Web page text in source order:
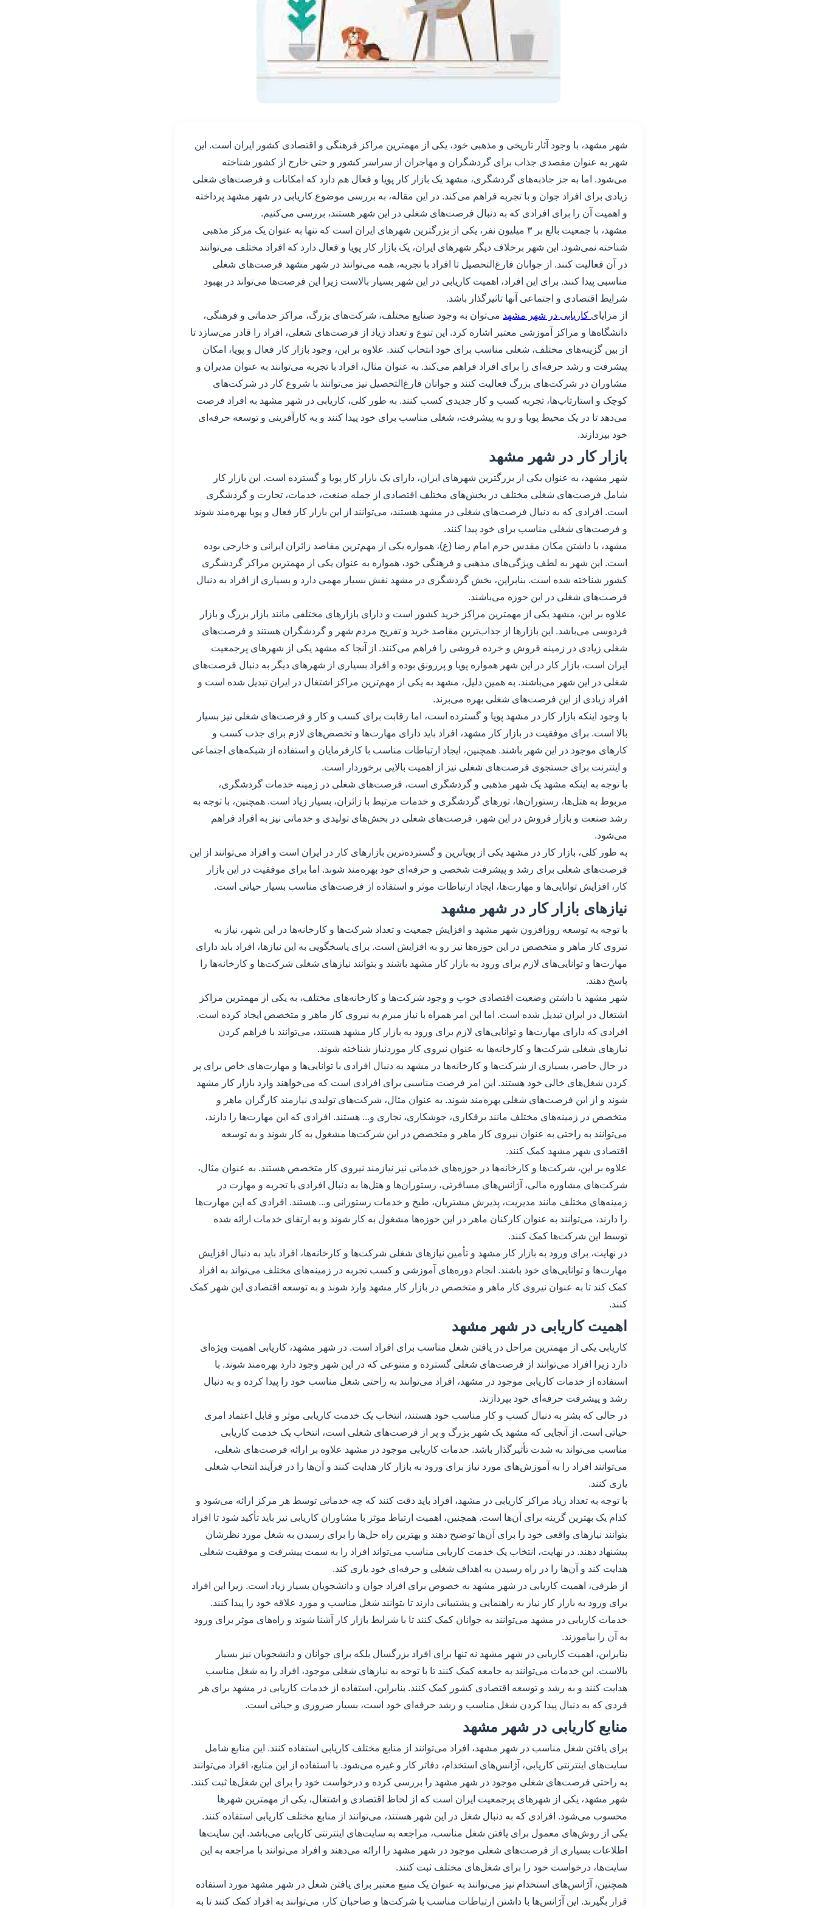
شهر مشهد، با وجود آثار تاریخی و مذهبی خود، یکی از مهمترین مراکز فرهنگی و اقتصادی کشور ایران است. این
شهر به عنوان مقصدی جذاب برای گردشگران و مهاجران از سراسر کشور و حتی خارج از کشور شناخته
می‌شود. اما به جز جاذبه‌های گردشگری، مشهد یک بازار کار پویا و فعال هم دارد که امکانات و فرصت‌های شغلی
زیادی برای افراد جوان و با تجربه فراهم می‌کند. در این مقاله، به بررسی موضوع کاریابی در شهر مشهد پرداخته
و اهمیت آن را برای افرادی که به دنبال فرصت‌های شغلی در این شهر هستند، بررسی می‌کنیم.
مشهد، با جمعیت بالغ بر ۳ میلیون نفر، یکی از بزرگترین شهرهای ایران است که تنها به عنوان یک مرکز مذهبی
شناخته نمی‌شود. این شهر برخلاف دیگر شهرهای ایران، یک بازار کار پویا و فعال دارد که افراد مختلف می‌توانند
در آن فعالیت کنند. از جوانان فارغ‌التحصیل تا افراد با تجربه، همه می‌توانند در شهر مشهد فرصت‌های شغلی
مناسبی پیدا کنند. برای این افراد، اهمیت کاریابی در این شهر بسیار بالاست زیرا این فرصت‌ها می‌تواند در بهبود
شرایط اقتصادی و اجتماعی آنها تاثیرگذار باشد.
از مزایای کاریابی در شهر مشهد می‌توان به وجود صنایع مختلف، شرکت‌های بزرگ، مراکز خدماتی و فرهنگی،
دانشگاه‌ها و مراکز آموزشی معتبر اشاره کرد. این تنوع و تعداد زیاد از فرصت‌های شغلی، افراد را قادر می‌سازد تا
از بین گزینه‌های مختلف، شغلی مناسب برای خود انتخاب کنند. علاوه بر این، وجود بازار کار فعال و پویا، امکان
پیشرفت و رشد حرفه‌ای را برای افراد فراهم می‌کند. به عنوان مثال، افراد با تجربه می‌توانند به عنوان مدیران و
مشاوران در شرکت‌های بزرگ فعالیت کنند و جوانان فارغ‌التحصیل نیز می‌توانند با شروع کار در شرکت‌های
کوچک و استارتاپ‌ها، تجربه کسب و کار جدیدی کسب کنند. به طور کلی، کاریابی در شهر مشهد به افراد فرصت
می‌دهد تا در یک محیط پویا و رو به پیشرفت، شغلی مناسب برای خود پیدا کنند و به کارآفرینی و توسعه حرفه‌ای
خود بپردازند.
بازار کار در شهر مشهد
شهر مشهد، به عنوان یکی از بزرگترین شهرهای ایران، دارای یک بازار کار پویا و گسترده است. این بازار کار
شامل فرصت‌های شغلی مختلف در بخش‌های مختلف اقتصادی از جمله صنعت، خدمات، تجارت و گردشگری
است. افرادی که به دنبال فرصت‌های شغلی در مشهد هستند، می‌توانند از این بازار کار فعال و پویا بهره‌مند شوند
و فرصت‌های شغلی مناسب برای خود پیدا کنند.
مشهد، با داشتن مکان مقدس حرم امام رضا (ع)، همواره یکی از مهم‌ترین مقاصد زائران ایرانی و خارجی بوده
است. این شهر به لطف ویژگی‌های مذهبی و فرهنگی خود، همواره به عنوان یکی از مهمترین مراکز گردشگری
کشور شناخته شده است. بنابراین، بخش گردشگری در مشهد نقش بسیار مهمی دارد و بسیاری از افراد به دنبال
فرصت‌های شغلی در این حوزه می‌باشند.
علاوه بر این، مشهد یکی از مهمترین مراکز خرید کشور است و دارای بازارهای مختلفی مانند بازار بزرگ و بازار
فردوسی می‌باشد. این بازارها از جذاب‌ترین مقاصد خرید و تفریح مردم شهر و گردشگران هستند و فرصت‌های
شغلی زیادی در زمینه فروش و خرده فروشی را فراهم می‌کنند. از آنجا که مشهد یکی از شهرهای پرجمعیت
ایران است، بازار کار در این شهر همواره پویا و پررونق بوده و افراد بسیاری از شهرهای دیگر به دنبال فرصت‌های
شغلی در این شهر می‌باشند. به همین دلیل، مشهد به یکی از مهم‌ترین مراکز اشتغال در ایران تبدیل شده است و
افراد زیادی از این فرصت‌های شغلی بهره می‌برند.
با وجود اینکه بازار کار در مشهد پویا و گسترده است، اما رقابت برای کسب و کار و فرصت‌های شغلی نیز بسیار
بالا است. برای موفقیت در بازار کار مشهد، افراد باید دارای مهارت‌ها و تخصص‌های لازم برای جذب کسب و
کارهای موجود در این شهر باشند. همچنین، ایجاد ارتباطات مناسب با کارفرمایان و استفاده از شبکه‌های اجتماعی
و اینترنت برای جستجوی فرصت‌های شغلی نیز از اهمیت بالایی برخوردار است.
با توجه به اینکه مشهد یک شهر مذهبی و گردشگری است، فرصت‌های شغلی در زمینه خدمات گردشگری،
مربوط به هتل‌ها، رستوران‌ها، تورهای گردشگری و خدمات مرتبط با زائران، بسیار زیاد است. همچنین، با توجه به
رشد صنعت و بازار فروش در این شهر، فرصت‌های شغلی در بخش‌های تولیدی و خدماتی نیز به افراد فراهم
می‌شود.
به طور کلی، بازار کار در مشهد یکی از پویاترین و گسترده‌ترین بازارهای کار در ایران است و افراد می‌توانند از این
فرصت‌های شغلی برای رشد و پیشرفت شخصی و حرفه‌ای خود بهره‌مند شوند. اما برای موفقیت در این بازار
کار، افزایش توانایی‌ها و مهارت‌ها، ایجاد ارتباطات موثر و استفاده از فرصت‌های مناسب بسیار حیاتی است.
نیازهای بازار کار در شهر مشهد
با توجه به توسعه روزافزون شهر مشهد و افزایش جمعیت و تعداد شرکت‌ها و کارخانه‌ها در این شهر، نیاز به
نیروی کار ماهر و متخصص در این حوزه‌ها نیز رو به افزایش است. برای پاسخگویی به این نیازها، افراد باید دارای
مهارت‌ها و توانایی‌های لازم برای ورود به بازار کار مشهد باشند و بتوانند نیازهای شغلی شرکت‌ها و کارخانه‌ها را
پاسخ دهند.
شهر مشهد با داشتن وضعیت اقتصادی خوب و وجود شرکت‌ها و کارخانه‌های مختلف، به یکی از مهمترین مراکز
اشتغال در ایران تبدیل شده است. اما این امر همراه با نیاز مبرم به نیروی کار ماهر و متخصص ایجاد کرده است.
افرادی که دارای مهارت‌ها و توانایی‌های لازم برای ورود به بازار کار مشهد هستند، می‌توانند با فراهم کردن
نیازهای شغلی شرکت‌ها و کارخانه‌ها به عنوان نیروی کار موردنیاز شناخته شوند.
در حال حاضر، بسیاری از شرکت‌ها و کارخانه‌ها در مشهد به دنبال افرادی با توانایی‌ها و مهارت‌های خاص برای پر
کردن شغل‌های خالی خود هستند. این امر فرصت مناسبی برای افرادی است که می‌خواهند وارد بازار کار مشهد
شوند و از این فرصت‌های شغلی بهره‌مند شوند. به عنوان مثال، شرکت‌های تولیدی نیازمند کارگران ماهر و
متخصص در زمینه‌های مختلف مانند برقکاری، جوشکاری، نجاری و... هستند. افرادی که این مهارت‌ها را دارند،
می‌توانند به راحتی به عنوان نیروی کار ماهر و متخصص در این شرکت‌ها مشغول به کار شوند و به توسعه
اقتصادی شهر مشهد کمک کنند.
علاوه بر این، شرکت‌ها و کارخانه‌ها در حوزه‌های خدماتی نیز نیازمند نیروی کار متخصص هستند. به عنوان مثال،
شرکت‌های مشاوره مالی، آژانس‌های مسافرتی، رستوران‌ها و هتل‌ها به دنبال افرادی با تجربه و مهارت در
زمینه‌های مختلف مانند مدیریت، پذیرش مشتریان، طبخ و خدمات رستورانی و... هستند. افرادی که این مهارت‌ها
را دارند، می‌توانند به عنوان کارکنان ماهر در این حوزه‌ها مشغول به کار شوند و به ارتقای خدمات ارائه شده
توسط این شرکت‌ها کمک کنند.
در نهایت، برای ورود به بازار کار مشهد و تأمین نیازهای شغلی شرکت‌ها و کارخانه‌ها، افراد باید به دنبال افزایش
مهارت‌ها و توانایی‌های خود باشند. انجام دوره‌های آموزشی و کسب تجربه در زمینه‌های مختلف می‌تواند به افراد
کمک کند تا به عنوان نیروی کار ماهر و متخصص در بازار کار مشهد وارد شوند و به توسعه اقتصادی این شهر کمک
کنند.
اهمیت کاریابی در شهر مشهد
کاریابی یکی از مهمترین مراحل در یافتن شغل مناسب برای افراد است. در شهر مشهد، کاریابی اهمیت ویژه‌ای
دارد زیرا افراد می‌توانند از فرصت‌های شغلی گسترده و متنوعی که در این شهر وجود دارد بهره‌مند شوند. با
استفاده از خدمات کاریابی موجود در مشهد، افراد می‌توانند به راحتی شغل مناسب خود را پیدا کرده و به دنبال
رشد و پیشرفت حرفه‌ای خود بپردازند.
در حالی که بشر به دنبال کسب و کار مناسب خود هستند، انتخاب یک خدمت کاریابی موثر و قابل اعتماد امری
حیاتی است. از آنجایی که مشهد یک شهر بزرگ و پر از فرصت‌های شغلی است، انتخاب یک خدمت کاریابی
مناسب می‌تواند به شدت تأثیرگذار باشد. خدمات کاریابی موجود در مشهد علاوه بر ارائه فرصت‌های شغلی،
می‌توانند افراد را به آموزش‌های مورد نیاز برای ورود به بازار کار هدایت کنند و آن‌ها را در فرآیند انتخاب شغلی
یاری کنند.
با توجه به تعداد زیاد مراکز کاریابی در مشهد، افراد باید دقت کنند که چه خدماتی توسط هر مرکز ارائه می‌شود و
کدام یک بهترین گزینه برای آن‌ها است. همچنین، اهمیت ارتباط موثر با مشاوران کاریابی نیز باید تأکید شود تا افراد
بتوانند نیازهای واقعی خود را برای آن‌ها توضیح دهند و بهترین راه حل‌ها را برای رسیدن به شغل مورد نظرشان
پیشنهاد دهند. در نهایت، انتخاب یک خدمت کاریابی مناسب می‌تواند افراد را به سمت پیشرفت و موفقیت شغلی
هدایت کند و آن‌ها را در راه رسیدن به اهداف شغلی و حرفه‌ای خود یاری کند.
از طرفی، اهمیت کاریابی در شهر مشهد به خصوص برای افراد جوان و دانشجویان بسیار زیاد است. زیرا این افراد
برای ورود به بازار کار نیاز به راهنمایی و پشتیبانی دارند تا بتوانند شغل مناسب و مورد علاقه خود را پیدا کنند.
خدمات کاریابی در مشهد می‌توانند به جوانان کمک کنند تا با شرایط بازار کار آشنا شوند و راه‌های موثر برای ورود
به آن را بیاموزند.
بنابراین، اهمیت کاریابی در شهر مشهد نه تنها برای افراد بزرگسال بلکه برای جوانان و دانشجویان نیز بسیار
بالاست. این خدمات می‌توانند به جامعه کمک کنند تا با توجه به نیازهای شغلی موجود، افراد را به شغل مناسب
هدایت کنند و به رشد و توسعه اقتصادی کشور کمک کنند. بنابراین، استفاده از خدمات کاریابی در مشهد برای هر
فردی که به دنبال پیدا کردن شغل مناسب و رشد حرفه‌ای خود است، بسیار ضروری و حیاتی است.
منابع کاریابی در شهر مشهد
برای یافتن شغل مناسب در شهر مشهد، افراد می‌توانند از منابع مختلف کاریابی استفاده کنند. این منابع شامل
سایت‌های اینترنتی کاریابی، آژانس‌های استخدام، دفاتر کار و غیره می‌شود. با استفاده از این منابع، افراد می‌توانند
به راحتی فرصت‌های شغلی موجود در شهر مشهد را بررسی کرده و درخواست خود را برای این شغل‌ها ثبت کنند.
شهر مشهد، یکی از شهرهای پرجمعیت ایران است که از لحاظ اقتصادی و اشتغال، یکی از مهمترین شهرها
محسوب می‌شود. افرادی که به دنبال شغل در این شهر هستند، می‌توانند از منابع مختلف کاریابی استفاده کنند.
یکی از روش‌های معمول برای یافتن شغل مناسب، مراجعه به سایت‌های اینترنتی کاریابی می‌باشد. این سایت‌ها
اطلاعات بسیاری از فرصت‌های شغلی موجود در شهر مشهد را ارائه می‌دهند و افراد می‌توانند با مراجعه به این
سایت‌ها، درخواست خود را برای شغل‌های مختلف ثبت کنند.
همچنین، آژانس‌های استخدام نیز می‌توانند به عنوان یک منبع معتبر برای یافتن شغل در شهر مشهد مورد استفاده
قرار بگیرند. این آژانس‌ها با داشتن ارتباطات مناسب با شرکت‌ها و صاحبان کار، می‌توانند به افراد کمک کنند تا به